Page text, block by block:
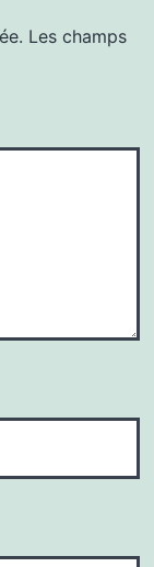
Les champs